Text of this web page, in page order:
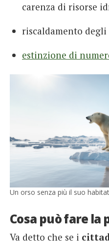
carenza di risorse
riscaldamento degli
estinzione di
Un orso senza più il suo
Cosa può fare la
Va detto che se i